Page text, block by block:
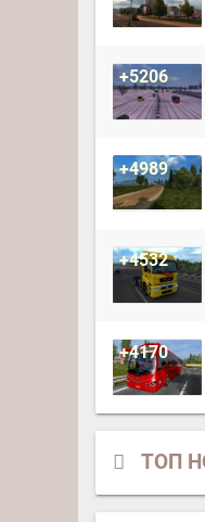
+5206
+4989
+4532
+4170
ТОП